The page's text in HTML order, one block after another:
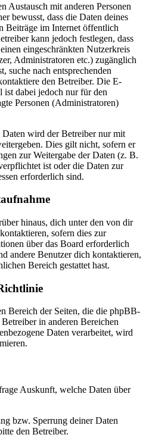
Austausch mit anderen Personen
bewusst, dass die Daten deines
Beiträge im Internet öffentlich
kann jedoch festlegen, dass
eingeschränkten Nutzerkreis
Administratoren etc.) zugänglich
suche nach entsprechenden
den Betreiber. Die E-
dabei jedoch nur für den
Personen (Administratoren)
Daten wird der Betreiber nur mit
Dies gilt nicht, sofern er
zur Weitergabe der Daten (z. B.
ist oder die Daten zur
erforderlich sind.
hinaus, dich unter den von dir
sofern dies zur
über das Board erforderlich
andere Benutzer dich kontaktieren,
Bereich gestattet hast.
Bereich der Seiten, die die phpBB-
in anderen Bereichen
Daten verarbeitet, wird
Auskunft, welche Daten über
bzw. Sperrung deiner Daten
den Betreiber.